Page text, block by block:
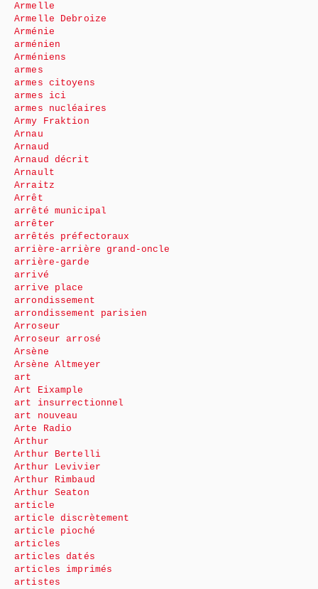
Armelle
Armelle Debroize
Arménie
arménien
Arméniens
armes
armes citoyens
armes ici
armes nucléaires
Army Fraktion
Arnau
Arnaud
Arnaud décrit
Arnault
Arraitz
Arrêt
arrêté municipal
arrêter
arrêtés préfectoraux
arrière-arrière grand-oncle
arrière-garde
arrivé
arrive place
arrondissement
arrondissement parisien
Arroseur
Arroseur arrosé
Arsène
Arsène Altmeyer
art
Art Eixample
art insurrectionnel
art nouveau
Arte Radio
Arthur
Arthur Bertelli
Arthur Levivier
Arthur Rimbaud
Arthur Seaton
article
article discrètement
article pioché
articles
articles datés
articles imprimés
artistes